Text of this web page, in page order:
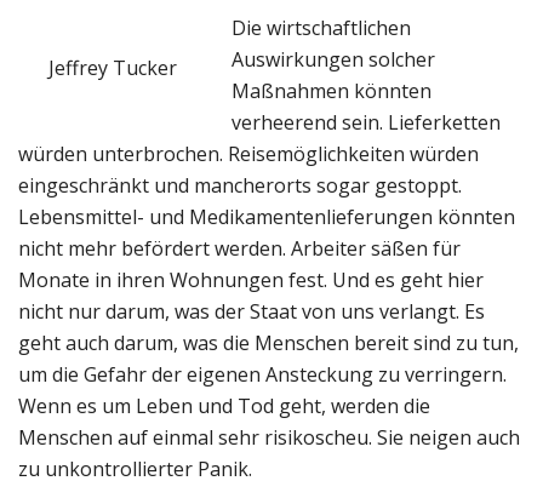
Jeffrey Tucker
Die wirtschaftlichen
Auswirkungen solcher
Maßnahmen könnten
verheerend sein. Lieferketten
würden unterbrochen. Reisemöglichkeiten würden
eingeschränkt und mancherorts sogar gestoppt.
Lebensmittel- und Medikamentenlieferungen könnten
nicht mehr befördert werden. Arbeiter säßen für
Monate in ihren Wohnungen fest. Und es geht hier
nicht nur darum, was der Staat von uns verlangt. Es
geht auch darum, was die Menschen bereit sind zu tun,
um die Gefahr der eigenen Ansteckung zu verringern.
Wenn es um Leben und Tod geht, werden die
Menschen auf einmal sehr risikoscheu. Sie neigen auch
zu unkontrollierter Panik.